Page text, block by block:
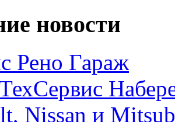
новости
Рено Гараж
Nissan и